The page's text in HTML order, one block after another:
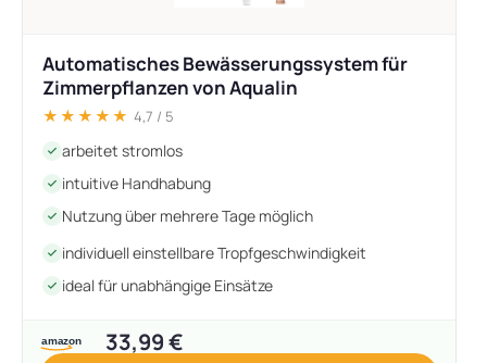
Automatisches Bewässerungssystem für
Zimmerpflanzen von Aqualin
★★★★★ 4,7 / 5
arbeitet stromlos
intuitive Handhabung
Nutzung über mehrere Tage möglich
individuell einstellbare Tropfgeschwindigkeit
ideal für unabhängige Einsätze
33,99 €